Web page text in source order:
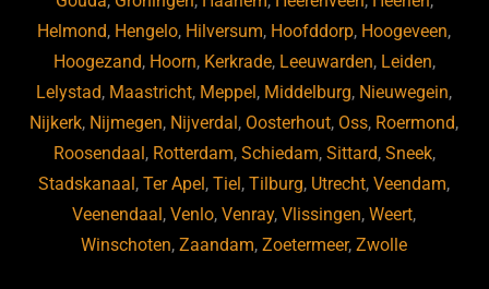
Helmond, Hengelo, Hilversum, Hoofddorp, Hoogeveen,
Hoogezand, Hoorn, Kerkrade, Leeuwarden, Leiden,
Lelystad, Maastricht, Meppel, Middelburg, Nieuwegein,
Nijkerk, Nijmegen, Nijverdal, Oosterhout, Oss, Roermond,
Roosendaal, Rotterdam, Schiedam, Sittard, Sneek,
Stadskanaal,Ter Apel,Tiel,Tilburg, Utrecht,Veendam,
Veenendaal,Venlo,Venray,Vlissingen,Weert,
Winschoten,Zaandam,Zoetermeer,Zwolle